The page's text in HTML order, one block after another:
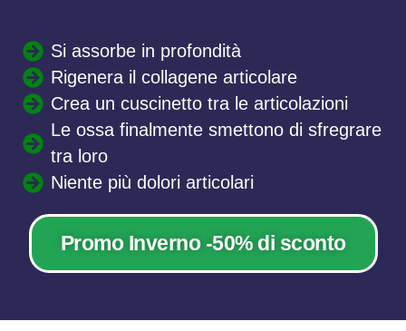
Si assorbe in profondità
Rigenera il collagene articolare
Crea un cuscinetto tra le articolazioni
Le ossa finalmente smettono di sfregrare
tra loro
Niente più dolori articolari
Promo Inverno -50% di sconto